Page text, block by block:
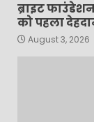
ब्राइट
को पहला
August 3, 2026